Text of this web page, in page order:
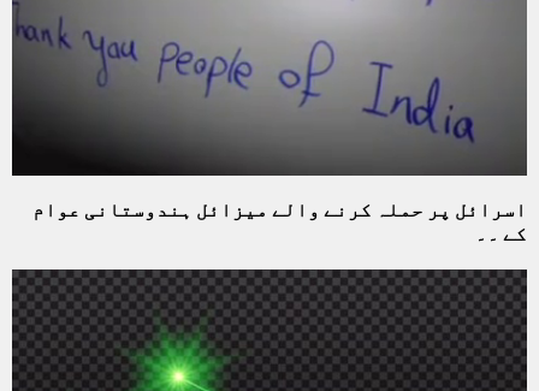
اسرائل پر حملہ کرنے والے میزائل ہندوستانی عوام
کے ۔۔